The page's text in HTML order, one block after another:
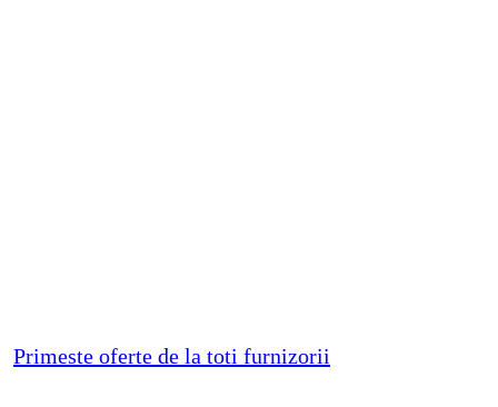
Primeste oferte de la toti furnizorii